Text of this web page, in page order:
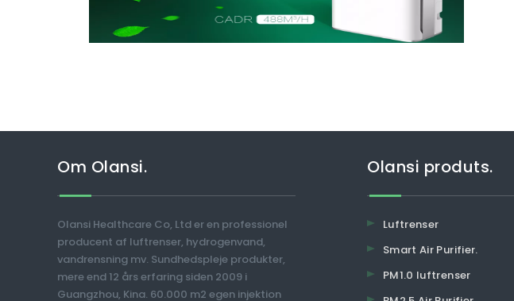
Om Olansi.
Olansi Healthcare Co, Ltd er en professionel
producent af luftrenser, hydrogenvand,
vandrensning mv. Sundhedspleje produkter,
mere end 12 års erfaring siden 2009 i
Guangzhou, Kina. 60.000 m2 egen injektion
Olansi produts.
Luftrenser
Smart Air Purifier.
PM1.0 luftrenser